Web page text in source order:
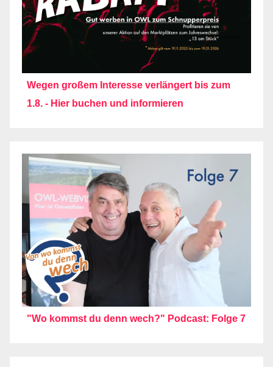
Wegen großem Interesse verlängert bis zum
1.8. - Hier buchen und informieren
"Wo kommst du denn wech?" Podcast: Folge 7